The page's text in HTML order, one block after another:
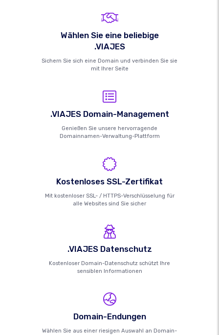
Wählen Sie eine beliebige
.VIAJES
Sichern Sie sich eine Domain und verbinden Sie sie
mit Ihrer Seite
.VIAJES Domain-Management
Genießen Sie unsere hervorragende
Domainnamen-Verwaltung-Plattform
Kostenloses SSL-Zertifikat
Mit kostenloser SSL- / HTTPS-Verschlüsselung für
alle Websites sind Sie sicher
.VIAJES Datenschutz
Kostenloser Domain-Datenschutz schützt Ihre
sensiblen Informationen
Domain-Endungen
Wählen Sie aus einer riesigen Auswahl an Domain-